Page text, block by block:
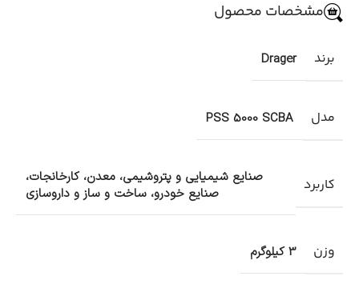
مشخصات محصول
برند Drager
مدل PSS 5000 SCBA
کاربرد
صنایع شیمیایی و پتروشیمی، معدن، کارخانجات،
صنایع خودرو، ساخت و ساز و داروسازی
وزن 3 کیلوگرم